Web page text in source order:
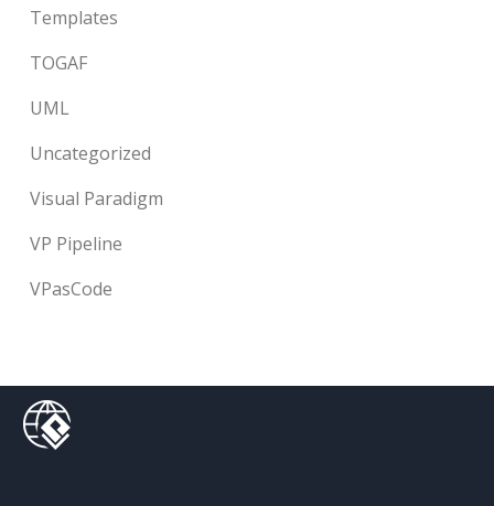
Templates
TOGAF
UML
Uncategorized
Visual Paradigm
VP Pipeline
VPasCode